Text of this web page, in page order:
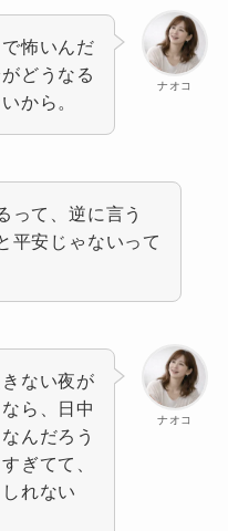
ナオコ
怖いんだ
どうなる
から。
って、逆に言う
平安じゃないって
ナオコ
ない夜が
ら、日中
んだろう
ぎてて、
れない